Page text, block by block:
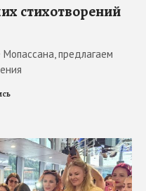
стихотворений
предлагаем